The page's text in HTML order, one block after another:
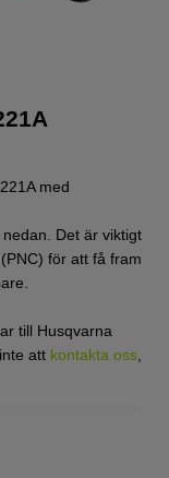
med
Det är viktigt
för att få fram
till Husqvarna
att kontakta oss
till